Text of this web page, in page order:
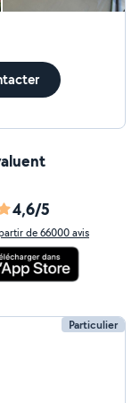
4,6/5
de 66000 avis
Particulier